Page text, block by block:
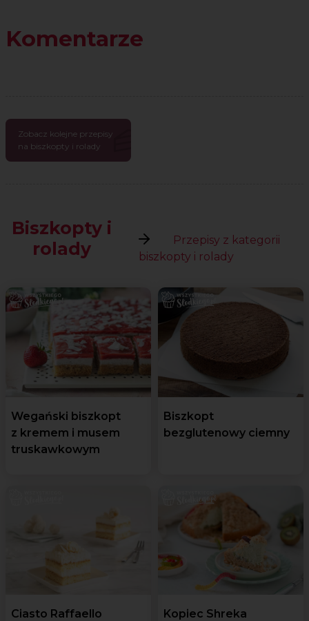
Komentarze
Zobacz kolejne przepisy
na biszkopty i rolady
Biszkopty i
rolady
Przepisy z kategorii
biszkopty i rolady
Wegański biszkopt
z kremem i musem
truskawkowym
Biszkopt
bezglutenowy ciemny
Ciasto Raffaello Kopiec Shreka